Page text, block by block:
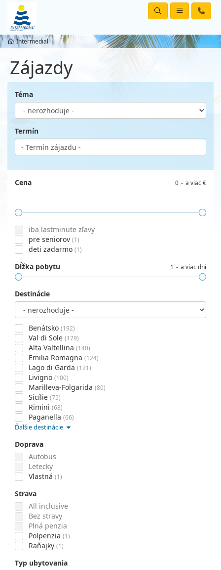
Intermedial
Zájazdy
Téma
Termín
Cena 0 a viac €
iba lastminute zľavy
pre seniorov (1)
deti zadarmo (1)
Dĺžka pobytu 1 a viac dní
Destinácie
Benátsko (192)
Val di Sole (179)
Alta Valtellina (140)
Emilia Romagna (124)
Lago di Garda (121)
Livigno (100)
Marilleva-Folgarida (80)
Sicílie (75)
Rimini (68)
Paganella (66)
Ďalšie destinácie
Doprava
Autobus
Letecky
Vlastná (1)
Strava
All inclusive
Bez stravy
Plná penzia
Polpenzia (1)
Raňajky (1)
Typ ubytovania